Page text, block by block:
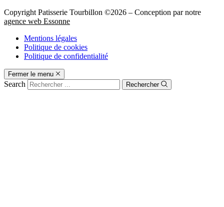
Copyright Patisserie Tourbillon ©2026 – Conception par notre
agence web Essonne
Mentions légales
Politique de cookies
Politique de confidentialité
Fermer le menu
Search Rechercher